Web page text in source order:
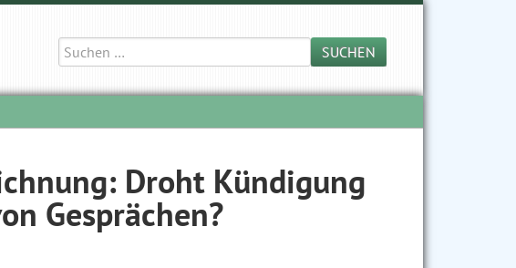
Suche
nach:
SUCHEN
Droht Kündigung
Gesprächen?